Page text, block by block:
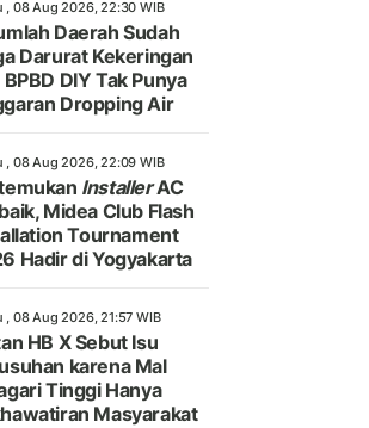
, 08 Aug 2026, 22:30 WIB
Daerah Sudah
Darurat Kekeringan
DIY Tak Punya
Dropping Air
, 08 Aug 2026, 22:09 WIB
InstallerAC
Midea Club Flash
Tournament
Hadir di Yogyakarta
, 08 Aug 2026, 21:57 WIB
HB X Sebut Isu
karena Mal
Tinggi Hanya
Masyarakat